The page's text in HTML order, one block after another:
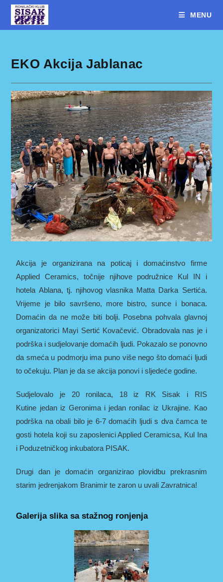
MENU
EKO Akcija Jablanac
Akcija je organizirana na poticaj i domaćinstvo firme
Applied Ceramics, točnije njihove podružnice Kul IN i
hotela Ablana, tj. njihovog vlasnika Matta Darka Sertića.
Vrijeme je bilo savršeno, more bistro, sunce i bonaca.
Domaćin da ne može biti bolji. Posebna pohvala glavnoj
organizatorici Mayi Sertić Kovačević. Obradovala nas je i
podrška i sudjelovanje domaćih ljudi. Pokazalo se ponovno
da smeća u podmorju ima puno više nego što domaći ljudi
to očekuju. Plan je da se akcija ponovi i sljedeće godine.
Sudjelovalo je 20 ronilaca, 18 iz RK Sisak i RIS
Kutine jedan iz Geronima i jedan ronilac iz Ukrajine. Kao
podrška na obali bilo je 6-7 domaćih ljudi s dva čamca te
gosti hotela koji su zaposlenici Applied Ceramicsa, Kul Ina
i Poduzetničkog inkubatora PISAK.
Drugi dan je domaćin organizirao plovidbu prekrasnim
starim jedrenjakom Branimir te zaron u uvali Zavratnica!
Galerija slika sa stažnog ronjenja